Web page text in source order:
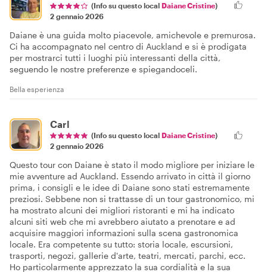
(Info su questo local Daiane Cristine)
2 gennaio 2026
Daiane è una guida molto piacevole, amichevole e premurosa.
Ci ha accompagnato nel centro di Auckland e si è prodigata
per mostrarci tutti i luoghi più interessanti della città,
seguendo le nostre preferenze e spiegandoceli.
Bella esperienza
Carl
(Info su questo local Daiane Cristine)
2 gennaio 2026
Questo tour con Daiane è stato il modo migliore per iniziare le
mie avventure ad Auckland. Essendo arrivato in città il giorno
prima, i consigli e le idee di Daiane sono stati estremamente
preziosi. Sebbene non si trattasse di un tour gastronomico, mi
ha mostrato alcuni dei migliori ristoranti e mi ha indicato
alcuni siti web che mi avrebbero aiutato a prenotare e ad
acquisire maggiori informazioni sulla scena gastronomica
locale. Era competente su tutto: storia locale, escursioni,
trasporti, negozi, gallerie d'arte, teatri, mercati, parchi, ecc.
Ho particolarmente apprezzato la sua cordialità e la sua